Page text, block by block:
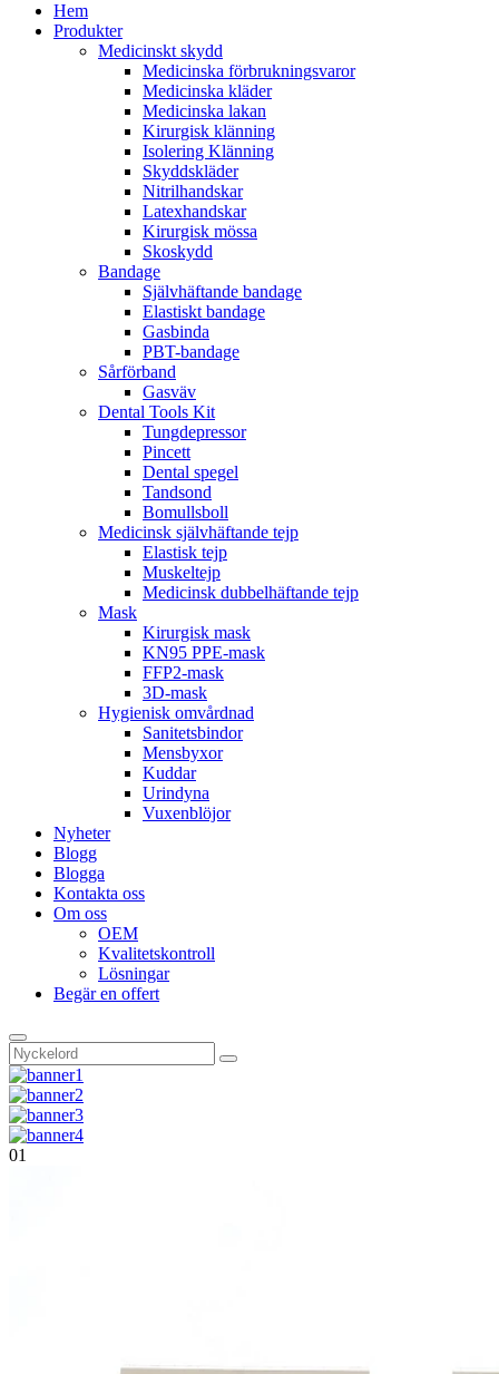
Hem
Produkter
Medicinskt skydd
Medicinska förbrukningsvaror
Medicinska kläder
Medicinska lakan
Kirurgisk klänning
Isolering Klänning
Skyddskläder
Nitrilhandskar
Latexhandskar
Kirurgisk mössa
Skoskydd
Bandage
Självhäftande bandage
Elastiskt bandage
Gasbinda
PBT-bandage
Sårförband
Gasväv
Dental Tools Kit
Tungdepressor
Pincett
Dental spegel
Tandsond
Bomullsboll
Medicinsk självhäftande tejp
Elastisk tejp
Muskeltejp
Medicinsk dubbelhäftande tejp
Mask
Kirurgisk mask
KN95 PPE-mask
FFP2-mask
3D-mask
Hygienisk omvårdnad
Sanitetsbindor
Mensbyxor
Kuddar
Urindyna
Vuxenblöjor
Nyheter
Blogg
Blogga
Kontakta oss
Om oss
OEM
Kvalitetskontroll
Lösningar
Begär en offert
01